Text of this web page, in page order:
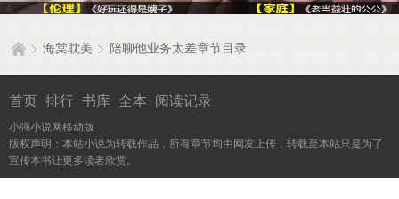
海棠耽美 陪聊他业务太差章节目录
首页 排行 书库 全本 阅读记录
小强小说网移动版
版权声明：本站小说为转载作品，所有章节均由网友上传，转载至本站只是为了
宣传本书让更多读者欣赏。